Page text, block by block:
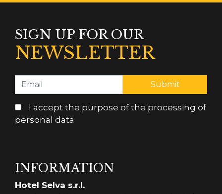
INFORMATION
Hotel Selva s.r.l.
SIGN UP FOR OUR
NEWSLETTER
I accept the purpose of the processing of
personal data